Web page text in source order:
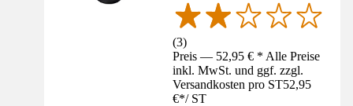
(3)
Preis — 52,95 € * Alle Preise
inkl. MwSt. und ggf. zzgl.
Versandkosten pro ST52,95
€*/ ST